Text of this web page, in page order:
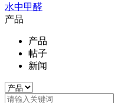
水中甲醛
产品
产品
帖子
新闻